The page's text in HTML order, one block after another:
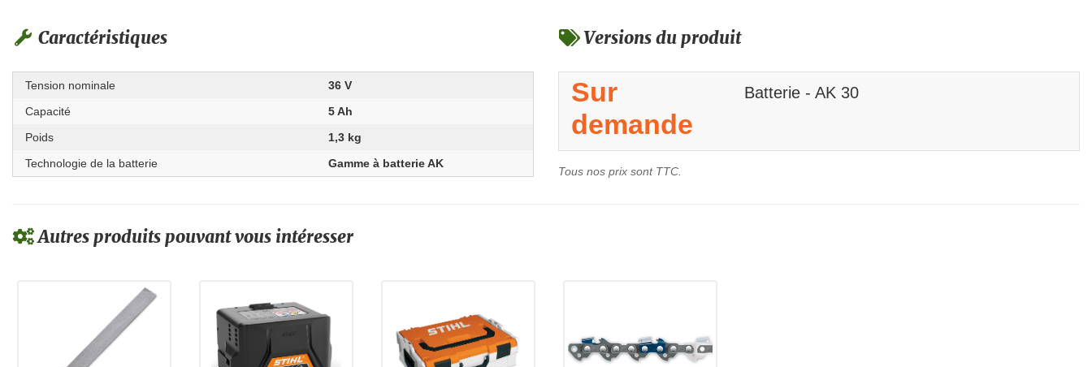
Caractéristiques
Tension nominale
36 V
Capacité
5 Ah
Poids
1,3 kg
Technologie de la batterie
Gamme à batterie AK
Versions du produit
Sur
demande
Batterie - AK 30
Tous nos prix sont TTC.
Autres produits pouvant vous intéresser